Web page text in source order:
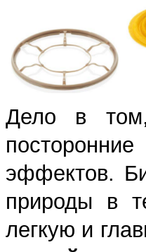
Дело в
эффектов.
природы в
легкую и